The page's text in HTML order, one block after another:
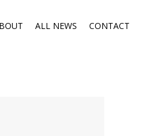
ALL NEWS CONTACT